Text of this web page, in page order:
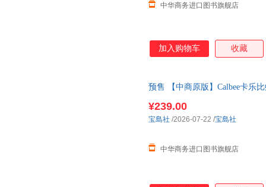
中华商务进口图书旗舰店
加入购物车 收藏
预售 【中商原版】Calbee卡乐
¥239.00
中华商务进口图书旗舰店
宝島社 /2026-07-22 /宝島社